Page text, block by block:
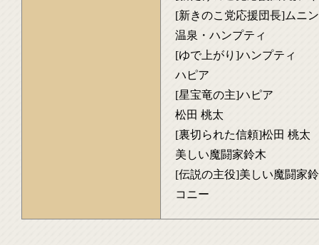
[新きのこ党応援団長]ムニン
温泉・ハンプティ
[ゆで上がり]ハンプティ
ハピア
[星宝竜の主]ハピア
松田 桃太
[裏切られた信頼]松田 桃太
美しい魔闘家鈴木
[伝説の主役]美しい魔闘家
コニー